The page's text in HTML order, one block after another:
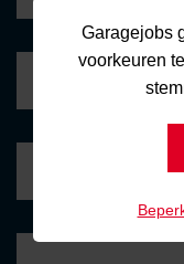
Garagejobs
voorkeuren